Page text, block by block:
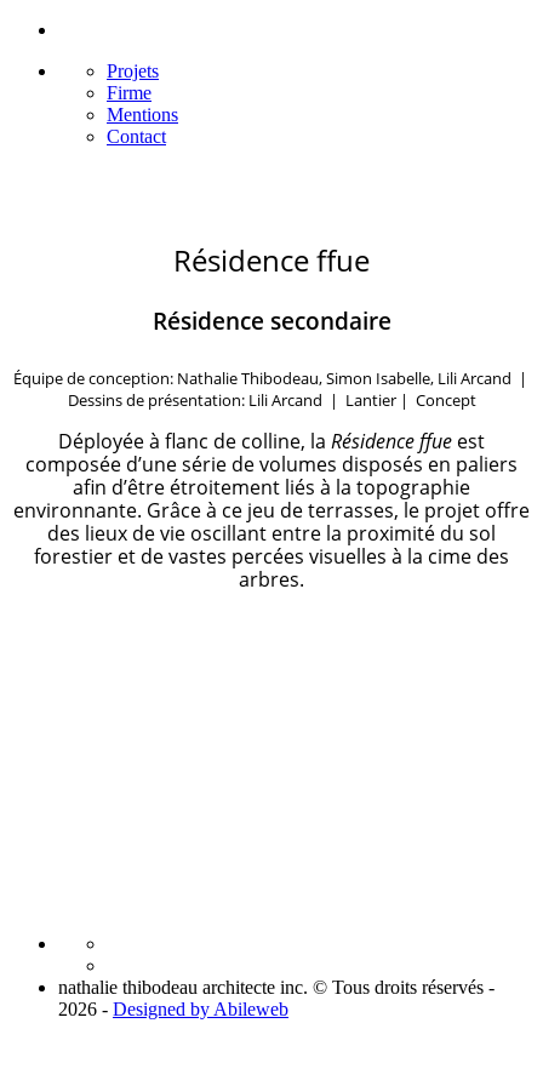
Projets
Firme
Mentions
Contact
Résidence ffue
Résidence secondaire
Équipe de conception: Nathalie Thibodeau, Simon Isabelle, Lili Arcand​ |
Dessins de présentation: Lili Arcand | Lantier | Concept
Déployée à flanc de colline, la Résidence ffue est
composée d’une série de volumes disposés en paliers
afin d’être étroitement liés à la topographie
environnante. Grâce à ce jeu de terrasses, le projet offre
des lieux de vie oscillant entre la proximité du sol
forestier et de vastes percées visuelles à la cime des
arbres.
nathalie thibodeau architecte inc. © Tous droits réservés -
2026 - Designed by Abileweb